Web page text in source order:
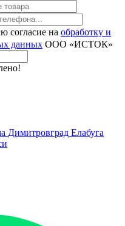
согласие на обработку и
данных ООО «ИСТОК»
Димитровград Елабуга